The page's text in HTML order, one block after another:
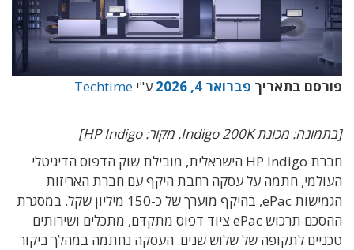
פורסם בתאריך פברואר 4, 2026 ע"י Techtime
[בתמונה: מכונת Indigo 200K. מקור: HP Indigo]
חברת HP Indigo הישראלית, מובילת שוק הדפוס הדיגיטלי
העולמי, חתמה על עסקה רחבת היקף עם חברת האריזות
הגמישות ePac, בהיקף מוערך של כ-150 מיליון שקל. במסגרת
ההסכם תרכוש ePac ציוד דפוס מתקדם, מתכלים ושירותים
טכניים לתקופה של שלוש שנים. העסקה נחתמה במהלך ביקור